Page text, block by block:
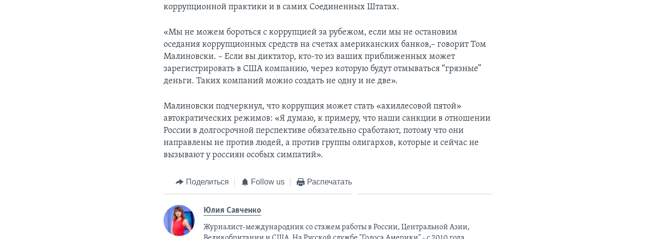
коррупционной практики и в самих Соединенных Штатах.
«Мы не можем бороться с коррупцией за рубежом, если мы не остановим
оседания коррупционных средств на счетах американских банков,– говорит Том
Малиновски. – Если вы диктатор, кто-то из ваших приближенных может
зарегистрировать в США компанию, через которую будут отмываться “грязные”
деньги. Таких компаний можно создать не одну и не две».
Малиновски подчеркнул, что коррупция может стать «ахиллесовой пятой»
автократических режимов: «Я думаю, к примеру, что наши санкции в отношении
России в долгосрочной перспективе обязательно сработают, потому что они
направлены не против людей, а против группы олигархов, которые и сейчас не
вызывают у россиян особых симпатий».
Поделиться Follow us Распечатать
Юлия Савченко
Журналист-международник cо стажем работы в России, Центральной Азии,